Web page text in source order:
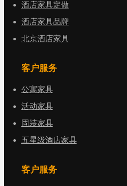
酒店家具定做
酒店家具品牌
北京酒店家具
客户服务
公寓家具
活动家具
固装家具
五星级酒店家具
客户服务